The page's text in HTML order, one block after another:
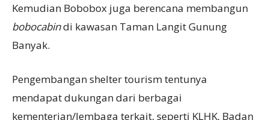
Kemudian Bobobox juga berencana membangun
bobocabindi kawasan Taman Langit Gunung
Banyak.
Pengembangan shelter tourism tentunya
mendapat dukungan dari berbagai
kementerian/lembaga terkait, seperti KLHK, Badan